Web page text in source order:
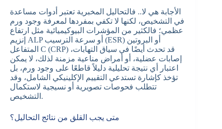
الأجابة هي لا.. فالتحاليل المخبرية تعتبر أدوات مساعدة
في التشخيص، لكنها لا تكفي بمفردها لمعرفة وجود ورم
عظمي؛ فالكثير من المؤشرات البيوكيميائية مثل ارتفاع
إنزيم ALP أو سرعة الترسيب (ESR) أو البروتين
المتفاعل C (CRP) قد تحدث أيضًا في سياق التهابات،
إصابات عضلية، أو أمراض مناعية مزمنة لذلك، لا يمكن
اعتبار أي نتيجة تحليلية دليلاً قاطعًا على وجود ورم، بل
تؤخذ كإشارة تستدعي التقييم الإكلينيكي الشامل، وقد
تتطلب فحوصات تصويرية أو نسيجية لاستكمال
التشخيص.
متى يجب القلق من نتائج التحاليل؟